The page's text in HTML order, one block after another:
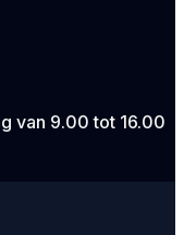
van 9.00 tot 16.00